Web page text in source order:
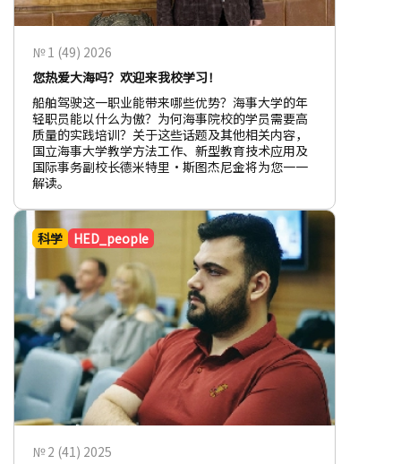
№ 1 (49) 2026
您热爱大海吗？欢迎来我校学习！
船舶驾驶这一职业能带来哪些优势？海事大学的年
轻职员能以什么为傲？为何海事院校的学员需要高
质量的实践培训？关于这些话题及其他相关内容，
国立海事大学教学方法工作、新型教育技术应用及
国际事务副校长德米特里·斯图杰尼金将为您一一
解读。
科学 HED_people
№ 2 (41) 2025